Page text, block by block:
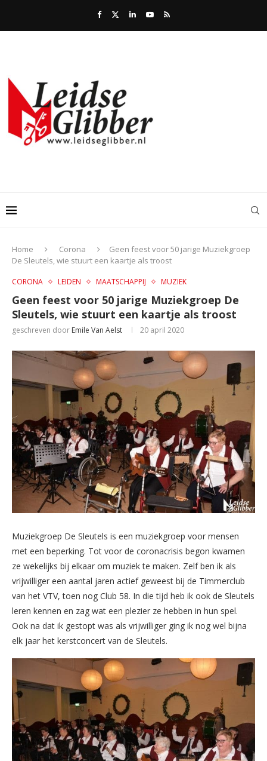
Home Corona
Geen feest voor 50 jarige Muziekgroep
De Sleutels, wie stuurt een kaartje als troost
CORONA LEIDEN MAATSCHAPPIJ MUZIEK
Geen feest voor 50 jarige Muziekgroep De
Sleutels, wie stuurt een kaartje als troost
geschreven door Emile Van Aelst 20 april 2020
Muziekgroep De Sleutels is een muziekgroep voor mensen
met een beperking. Tot voor de coronacrisis begon kwamen
ze wekelijks bij elkaar om muziek te maken. Zelf ben ik als
vrijwilliger een aantal jaren actief geweest bij de Timmerclub
van het VTV, toen nog Club 58. In die tijd heb ik ook de Sleutels
leren kennen en zag wat een plezier ze hebben in hun spel.
Ook na dat ik gestopt was als vrijwilliger ging ik nog wel bijna
elk jaar het kerstconcert van de Sleutels.